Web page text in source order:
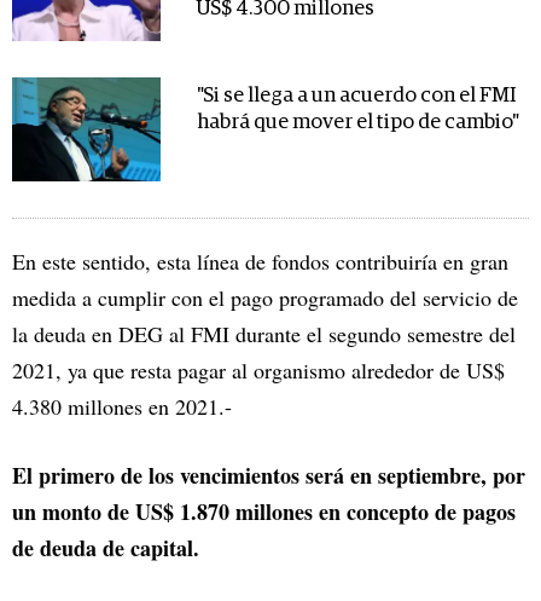
US$ 4.300 millones
"Si se llega a un acuerdo con el FMI
habrá que mover el tipo de cambio"
En este sentido, esta línea de fondos contribuiría en gran
medida a cumplir con el pago programado del servicio de
la deuda en DEG al FMI durante el segundo semestre del
2021, ya que resta pagar al organismo alrededor de US$
4.380 millones en 2021.-
El primero de los vencimientos será en septiembre, por
un monto de US$ 1.870 millones en concepto de pagos
de deuda de capital.